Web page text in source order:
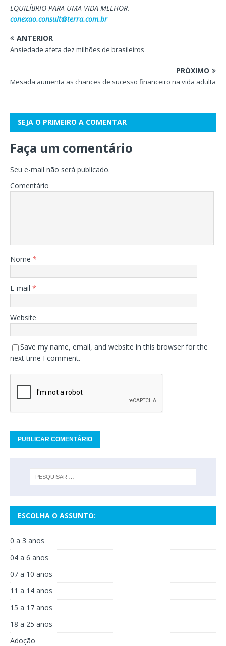
EQUILÍBRIO PARA UMA VIDA MELHOR.
conexao.consult@terra.com.br
ANTERIOR
Ansiedade afeta dez milhões de brasileiros
PRÓXIMO
Mesada aumenta as chances de sucesso financeiro na vida adulta
SEJA O PRIMEIRO A COMENTAR
Faça um comentário
Seu e-mail não será publicado.
Comentário
Nome *
E-mail *
Website
Save my name, email, and website in this browser for the
next time I comment.
ESCOLHA O ASSUNTO:
0 a 3 anos
04 a 6 anos
07 a 10 anos
11 a 14 anos
15 a 17 anos
18 a 25 anos
Adoção